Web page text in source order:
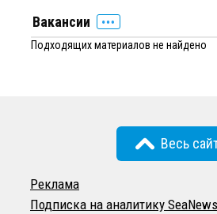
Вакансии
Подходящих материалов не найдено
Весь
Реклама
Подписка на аналитику SeaNews